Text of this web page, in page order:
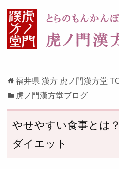
福井県 漢方 虎ノ門漢方堂
虎ノ門漢方堂ブログ
やせやすい食事とは
ダイエット